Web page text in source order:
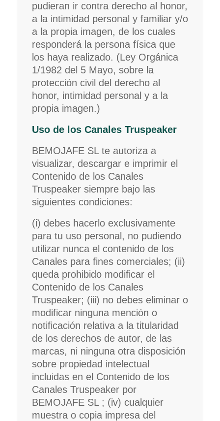
pudieran ir contra derecho al honor,
a la intimidad personal y familiar y/o
a la propia imagen, de los cuales
responderá la persona física que
los haya realizado. (Ley Orgánica
1/1982 del 5 Mayo, sobre la
protección civil del derecho al
honor, intimidad personal y a la
propia imagen.)
Uso de los Canales Truspeaker
BEMOJAFE SL te autoriza a
visualizar, descargar e imprimir el
Contenido de los Canales
Truspeaker siempre bajo las
siguientes condiciones:
(i) debes hacerlo exclusivamente
para tu uso personal, no pudiendo
utilizar nunca el contenido de los
Canales para fines comerciales; (ii)
queda prohibido modificar el
Contenido de los Canales
Truspeaker; (iii) no debes eliminar o
modificar ninguna mención o
notificación relativa a la titularidad
de los derechos de autor, de las
marcas, ni ninguna otra disposición
sobre propiedad intelectual
incluidas en el Contenido de los
Canales Truspeaker por
BEMOJAFE SL ; (iv) cualquier
muestra o copia impresa del